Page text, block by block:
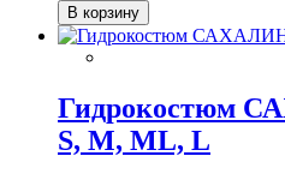
В корзину
Гидрокостюм
S, M, ML, L